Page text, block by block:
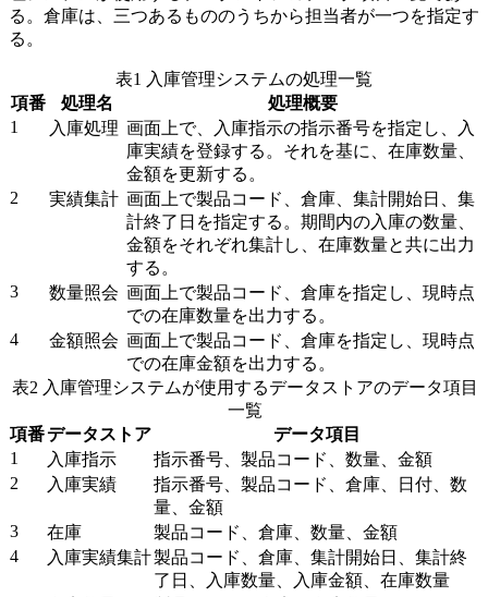
る。倉庫は、三つあるもののうちから担当者が一つを指定す
る。
表1 入庫管理システムの処理一覧
項番
処理名
処理概要
1
入庫処理 画面上で、入庫指示の指示番号を指定し、入
庫実績を登録する。それを基に、在庫数量、
金額を更新する。
2
実績集計 画面上で製品コード、倉庫、集計開始日、集
計終了日を指定する。期間内の入庫の数量、
金額をそれぞれ集計し、在庫数量と共に出力
する。
3
数量照会 画面上で製品コード、倉庫を指定し、現時点
での在庫数量を出力する。
4
金額照会 画面上で製品コード、倉庫を指定し、現時点
での在庫金額を出力する。
表2 入庫管理システムが使用するデータストアのデータ項目
一覧
項番データストア
データ項目
1
入庫指示
指示番号、製品コード、数量、金額
2
入庫実績
指示番号、製品コード、倉庫、日付、数
量、金額
3
在庫
製品コード、倉庫、数量、金額
4
入庫実績集計製品コード、倉庫、集計開始日、集計終
了日、入庫数量、入庫金額、在庫数量